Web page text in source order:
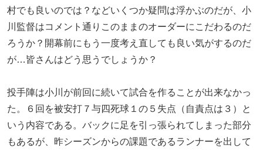
村でも良いのでは？などいくつか疑問は浮かぶのだが、小
川監督はコメント通りこのままのオーダーにこだわるのだ
ろうか？開幕前にもう一度考え直しても良い気がするのだ
が…皆さんはどう思うでしょうか？
投手陣は小川が前回に続いて試合を作ることが出来なかっ
た。６回を被安打７与四死球１の５失点（自責点は３）と
いう内容である。バックに足を引っ張られてしまった部分
もあるが、昨シーズンからの課題であるランナーを出して